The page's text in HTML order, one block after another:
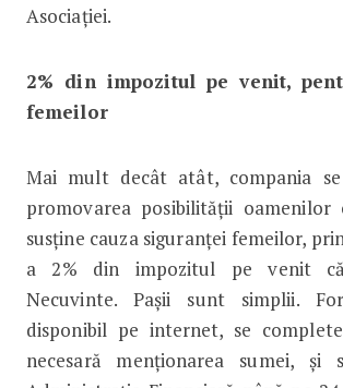
Asociației.
2% din impozitul pe venit,
femeilor
Mai mult decât atât, compania
promovarea posibilității oamenilor
susține cauza siguranței femeilor,
a 2% din impozitul pe venit
Necuvinte. Pașii sunt simplii.
disponibil pe internet, se
necesară menționarea sumei, și